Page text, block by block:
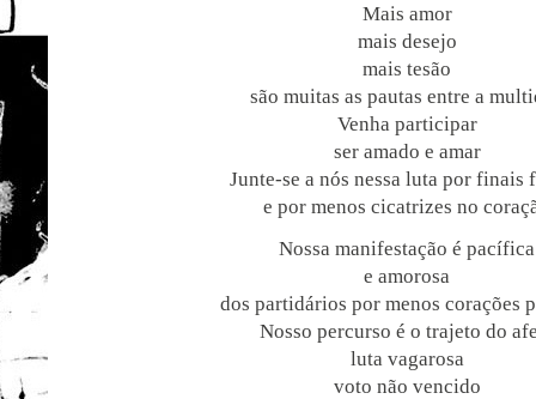
Mais amor
mais desejo
mais tesão
são muitas as pautas entre a
Venha participar
ser amado e amar
Junte-se a nós nessa luta por finais
e por menos cicatrizes no
Nossa manifestação é pacífica
e amorosa
dos partidários por menos corações
Nosso percurso é o trajeto do
luta vagarosa
voto não vencido